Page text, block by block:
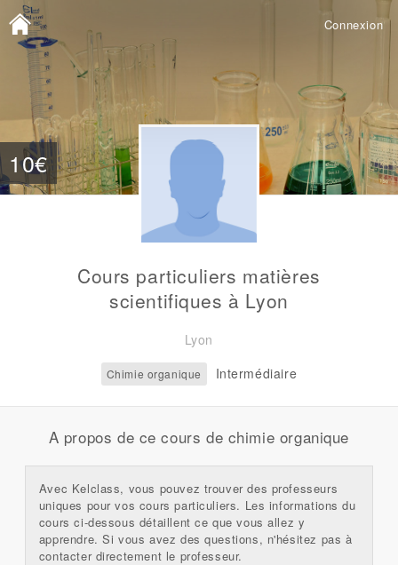
Connexion
10€
Cours particuliers matières
scientifiques à Lyon
Lyon
Chimie organique Intermédiaire
A propos de ce cours de chimie organique
Avec Kelclass, vous pouvez trouver des professeurs
uniques pour vos cours particuliers. Les informations du
cours ci-dessous détaillent ce que vous allez y
apprendre. Si vous avez des questions, n'hésitez pas à
contacter directement le professeur.